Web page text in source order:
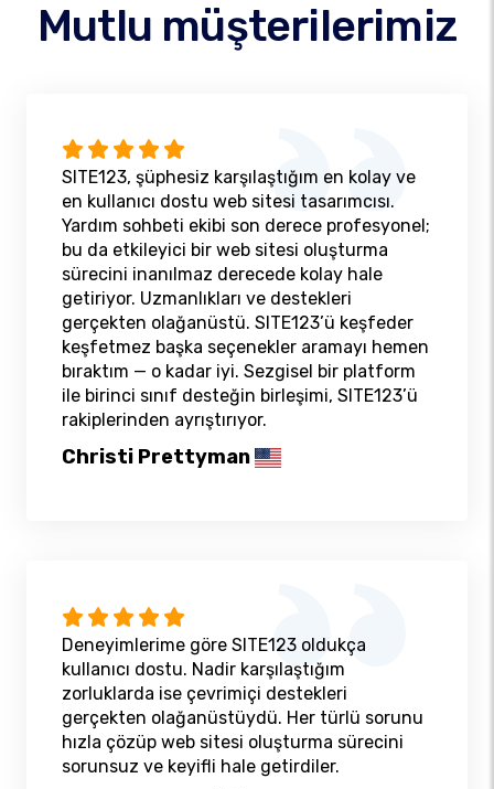
Mutlu müşterilerimiz
SITE123, şüphesiz karşılaştığım en kolay ve
en kullanıcı dostu web sitesi tasarımcısı.
Yardım sohbeti ekibi son derece profesyonel;
bu da etkileyici bir web sitesi oluşturma
sürecini inanılmaz derecede kolay hale
getiriyor. Uzmanlıkları ve destekleri
gerçekten olağanüstü. SITE123’ü keşfeder
keşfetmez başka seçenekler aramayı hemen
bıraktım — o kadar iyi. Sezgisel bir platform
ile birinci sınıf desteğin birleşimi, SITE123’ü
rakiplerinden ayrıştırıyor.
Christi Prettyman
Deneyimlerime göre SITE123 oldukça
kullanıcı dostu. Nadir karşılaştığım
zorluklarda ise çevrimiçi destekleri
gerçekten olağanüstüydü. Her türlü sorunu
hızla çözüp web sitesi oluşturma sürecini
sorunsuz ve keyifli hale getirdiler.